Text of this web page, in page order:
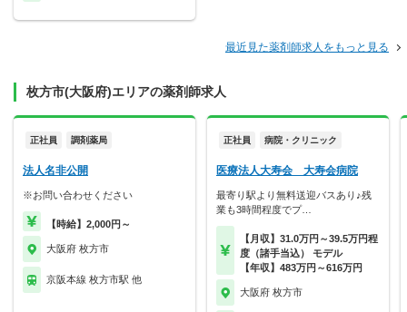
最近見た薬剤師求人をもっと見る
枚方市(大阪府)エリアの薬剤師求人
正社員 調剤薬局
法人名非公開
※お問い合わせください
【時給】2,000円～
大阪府 枚方市
京阪本線 枚方市駅 他
正社員 病院・クリニック
医療法人大寿会 大寿会病院
最寄り駅より無料送迎バスあり♪残
業も3時間程度でプ…
【月収】31.0万円～39.5万円程
度（諸手当込） モデル
【年収】483万円～616万円
大阪府 枚方市